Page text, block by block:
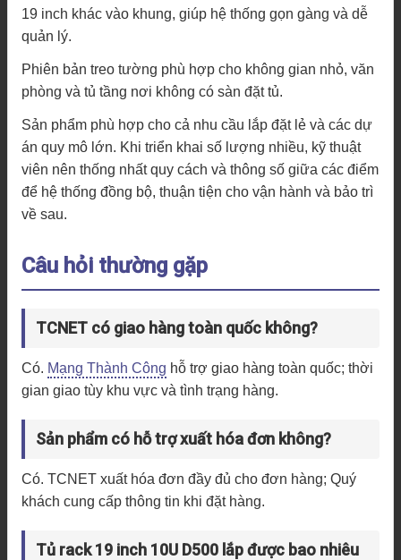
19 inch khác vào khung, giúp hệ thống gọn gàng và dễ
quản lý.
Phiên bản treo tường phù hợp cho không gian nhỏ, văn
phòng và tủ tầng nơi không có sàn đặt tủ.
Sản phẩm phù hợp cho cả nhu cầu lắp đặt lẻ và các dự
án quy mô lớn. Khi triển khai số lượng nhiều, kỹ thuật
viên nên thống nhất quy cách và thông số giữa các điểm
để hệ thống đồng bộ, thuận tiện cho vận hành và bảo trì
về sau.
Câu hỏi thường gặp
TCNET có giao hàng toàn quốc không?
Có. Mạng Thành Công hỗ trợ giao hàng toàn quốc; thời
gian giao tùy khu vực và tình trạng hàng.
Sản phẩm có hỗ trợ xuất hóa đơn không?
Có. TCNET xuất hóa đơn đầy đủ cho đơn hàng; Quý
khách cung cấp thông tin khi đặt hàng.
Tủ rack 19 inch 10U D500 lắp được bao nhiêu